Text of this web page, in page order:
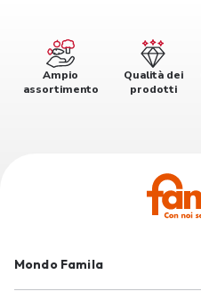
Ampio
assortimento
Qualità dei
prodotti
Mondo Famila